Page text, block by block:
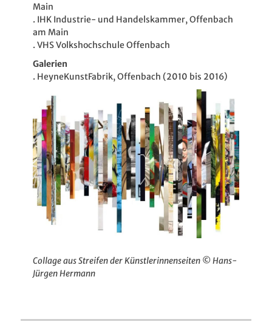
Main
. IHK Industrie- und Handelskammer, Offenbach
am Main
. VHS Volkshochschule Offenbach
Galerien
. HeyneKunstFabrik, Offenbach (2010 bis 2016)
Collage aus Streifen der Künstlerinnenseiten © Hans-
Jürgen Hermann